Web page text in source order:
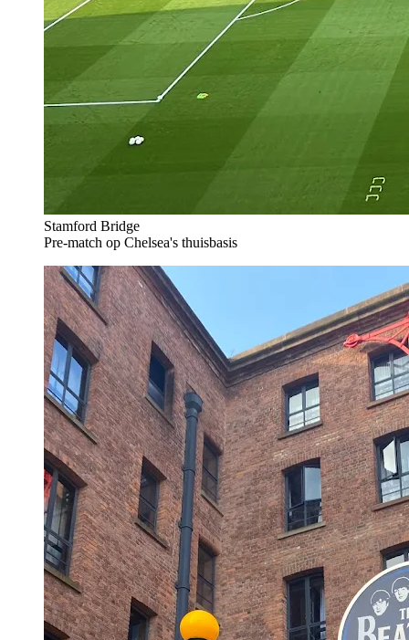
Stamford Bridge
Pre-match op Chelsea's thuisbasis